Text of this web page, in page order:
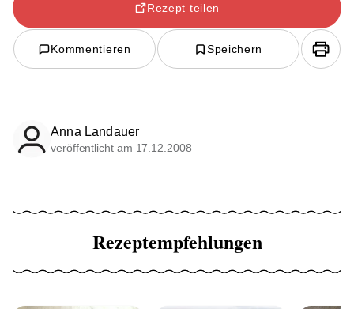
Rezept teilen
Kommentieren Speichern
Anna Landauer
veröffentlicht am 17.12.2008
Rezeptempfehlungen